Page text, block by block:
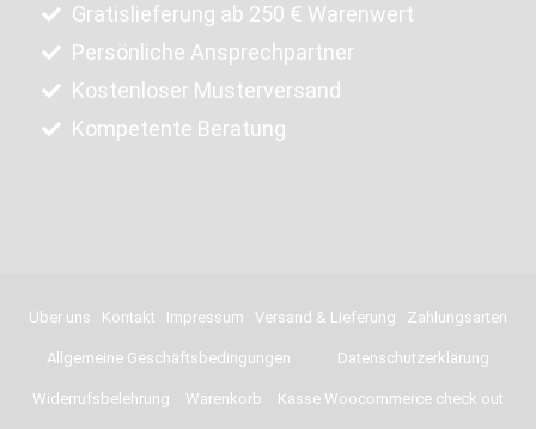
Gratislieferung ab 250 € Warenwert
Persönliche Ansprechpartner
Kostenloser Musterversand
Kompetente Beratung
Über uns Kontakt Impressum Versand & Lieferung Zahlungsarten
Allgemeine Geschäftsbedingungen Datenschutzerklärung
Widerrufsbelehrung Warenkorb Kasse Woocommerce check out